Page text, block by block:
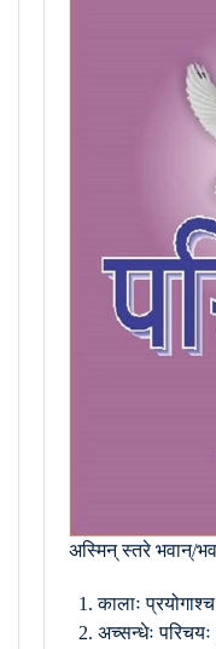
अस्मिन् स्तरे भवान्/
कालाः
अच्सन्धेः